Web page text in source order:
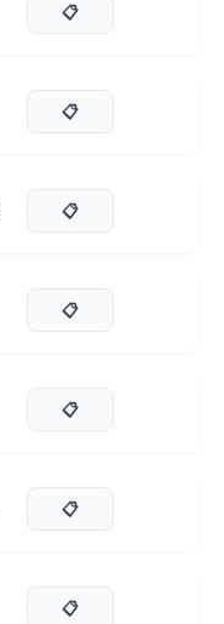
📋
📋
📋
📋
📋
📋
📋